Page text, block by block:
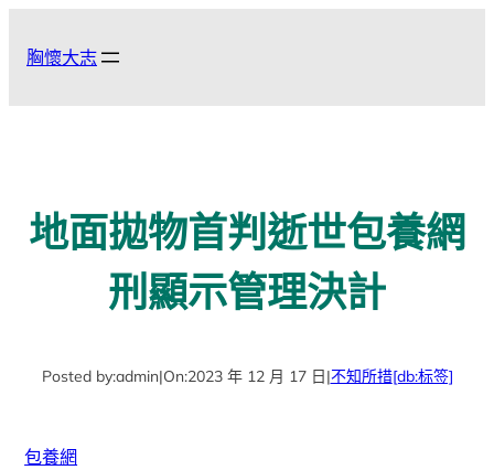
胸懷大志
地面拋物首判逝世包養網
刑顯示管理決計
Posted by:admin|On:2023 年 12 月 17 日|不知所措[db:标签]
包養網